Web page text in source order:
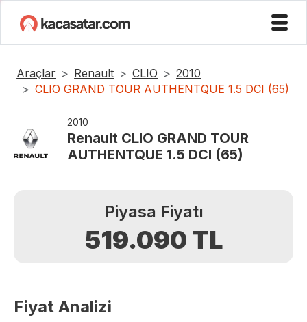
Araçlar Renault CLIO
2010
CLIO GRAND TOUR AUTHENTQUE 1.5 DCI (65)
2010
Renault CLIO GRAND TOUR
AUTHENTQUE 1.5 DCI (65)
Piyasa Fiyatı
519.090 TL
Fiyat Analizi